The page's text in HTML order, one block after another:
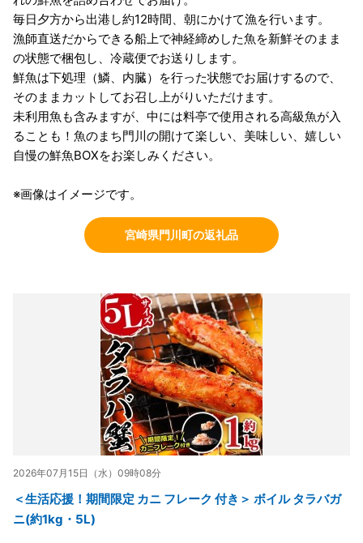
毎日夕方から出港し約12時間、朝にかけて漁を行います。
漁師直送だからできる船上で神経締めした魚を新鮮そのまま
の状態で梱包し、冷蔵便でお送りします。
鮮魚は下処理（鱗、内臓）を行った状態でお届けするので、
そのままカットしてお召し上がりいただけます。
未利用魚も含みますが、中には料亭で使用される高級魚が入
ることも！魚のまち門川の開けて楽しい、美味しい、嬉しい
自慢の鮮魚BOXをお楽しみください。
※画像はイメージです。
宮崎県門川町の返礼品
2026年07月15日（水）09時08分
＜生活応援！期間限定 カニ フレーク 付き＞ ボイル タラバガ
ニ(約1kg・5L)